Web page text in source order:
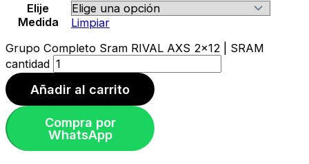
Elije
Medida
Limpiar
Grupo Completo Sram RIVAL AXS 2x12 | SRAM
cantidad
Añadir al carrito
Compra por
WhatsApp